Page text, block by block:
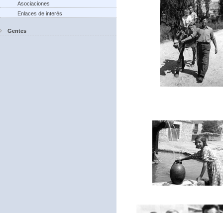
Asociaciones
Enlaces de interés
Gentes